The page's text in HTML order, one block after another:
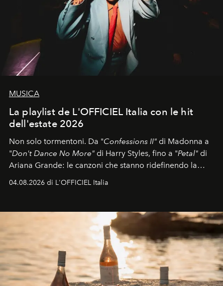
MUSICA
La playlist de L'OFFICIEL Italia con le hit
dell'estate 2026
Non solo tormentoni. Da "Confessions II" di Madonna a
"Don't Dance No More" di Harry Styles, fino a "Petal" di
Ariana Grande: le canzoni che stanno ridefinendo la
04.08.2026 di L'OFFICIEL Italia